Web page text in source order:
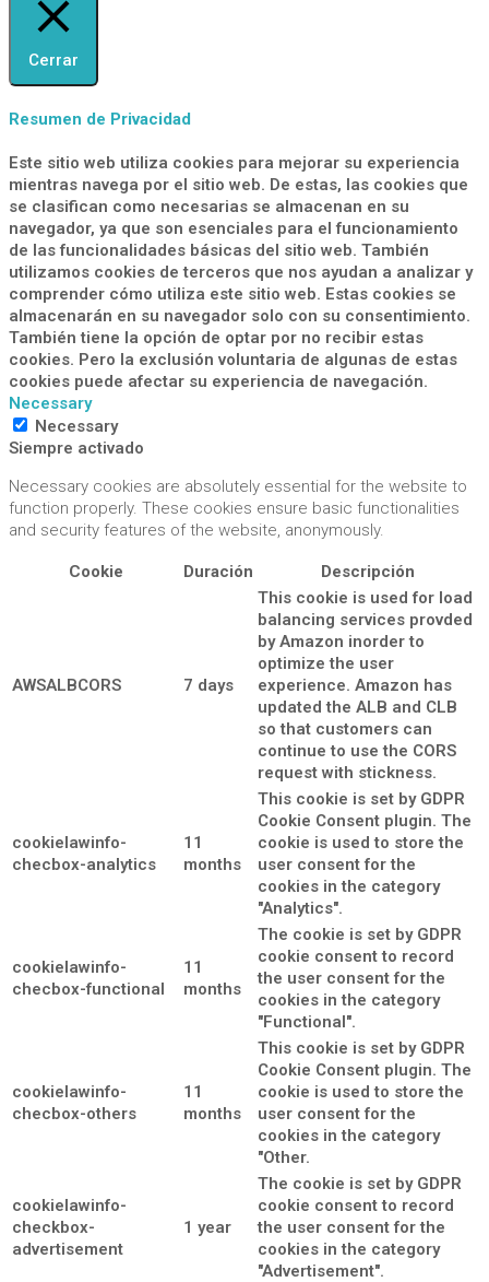
Cerrar
Resumen de Privacidad
Este sitio web utiliza cookies para mejorar su experiencia
mientras navega por el sitio web. De estas, las cookies que
se clasifican como necesarias se almacenan en su
navegador, ya que son esenciales para el funcionamiento
de las funcionalidades básicas del sitio web. También
utilizamos cookies de terceros que nos ayudan a analizar y
comprender cómo utiliza este sitio web. Estas cookies se
almacenarán en su navegador solo con su consentimiento.
También tiene la opción de optar por no recibir estas
cookies. Pero la exclusión voluntaria de algunas de estas
cookies puede afectar su experiencia de navegación.
Necessary
Necessary
Siempre activado
Necessary cookies are absolutely essential for the website to
function properly. These cookies ensure basic functionalities
and security features of the website, anonymously.
Cookie Duración Descripción
AWSALBCORS 7 days
This cookie is used for load
balancing services provded
by Amazon inorder to
optimize the user
experience. Amazon has
updated the ALB and CLB
so that customers can
continue to use the CORS
request with stickness.
cookielawinfo-
checbox-analytics
11
months
This cookie is set by GDPR
Cookie Consent plugin. The
cookie is used to store the
user consent for the
cookies in the category
"Analytics".
cookielawinfo-
checbox-functional
11
months
The cookie is set by GDPR
cookie consent to record
the user consent for the
cookies in the category
"Functional".
cookielawinfo-
checbox-others
11
months
This cookie is set by GDPR
Cookie Consent plugin. The
cookie is used to store the
user consent for the
cookies in the category
"Other.
cookielawinfo-
checkbox-
advertisement
1 year
The cookie is set by GDPR
cookie consent to record
the user consent for the
cookies in the category
"Advertisement".